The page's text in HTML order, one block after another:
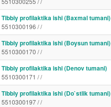
Tibbiy profilaktika ishi (Baxmal tumani)
5510300196 / /
Tibbiy profilaktika ishi (Boysun tumani)
5510300170 / /
Tibbiy profilaktika ishi (Denov tumani)
5510300171 / /
Tibbiy profilaktika ishi (Do`stlik tumani)
5510300197 / /